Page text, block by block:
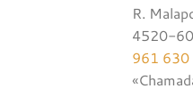
R.
4520-
961 630